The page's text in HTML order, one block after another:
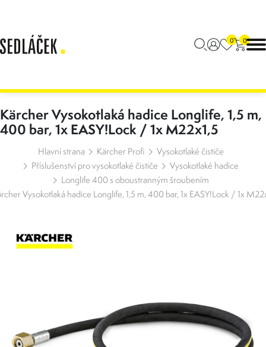
0 0
Kärcher Vysokotlaká hadice Longlife, 1,5 m,
400 bar, 1x EASY!Lock / 1x M22x1,5
Hlavní strana Kärcher Profi
Vysokotlaké čističe
Příslušenství pro vysokotlaké čističe
Vysokotlaké hadice
Longlife 400 s oboustranným šroubením
Vysokotlaká hadice Longlife, 1,5 m, 400 bar, 1x EASY!Lock / 1x